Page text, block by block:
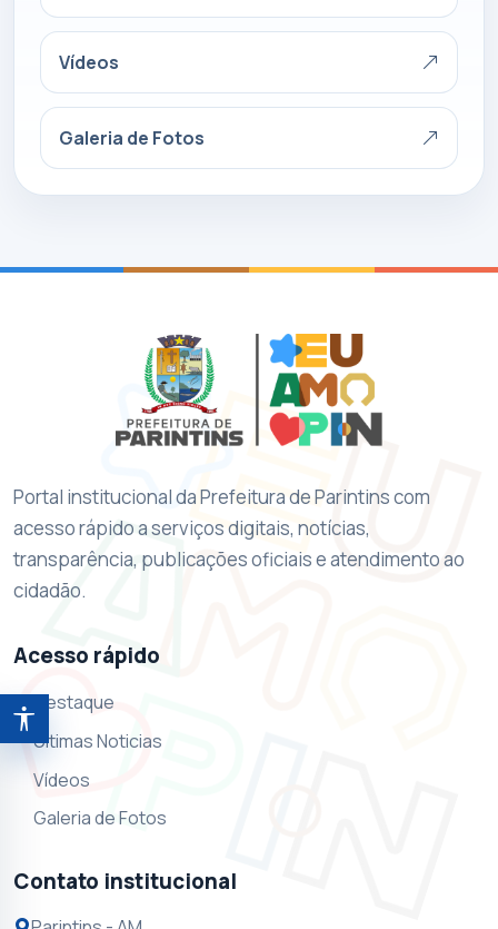
Abrir ferramentas de acessibilidade
Vídeos
Galeria de Fotos
Portal institucional da Prefeitura de Parintins com
acesso rápido a serviços digitais, notícias,
transparência, publicações oficiais e atendimento ao
cidadão.
Acesso rápido
Destaque
Ultimas Noticias
Vídeos
Galeria de Fotos
Contato institucional